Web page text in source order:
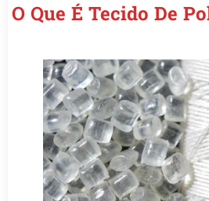
O Que É Tecido De